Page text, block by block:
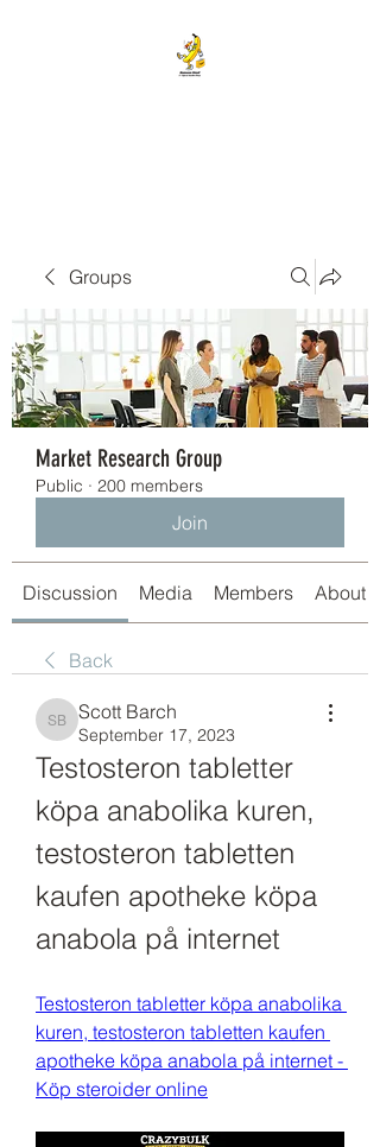
Groups
Market Research Group
Public · 200 members
Join
Discussion Media Members About
Back
Scott Barch
Scott Barch
September 17, 2023
Testosteron tabletter
köpa anabolika kuren,
testosteron tabletten
kaufen apotheke köpa
anabola på internet
Testosteron tabletter köpa anabolika
kuren, testosteron tabletten kaufen
apotheke köpa anabola på internet -
Köp steroider online